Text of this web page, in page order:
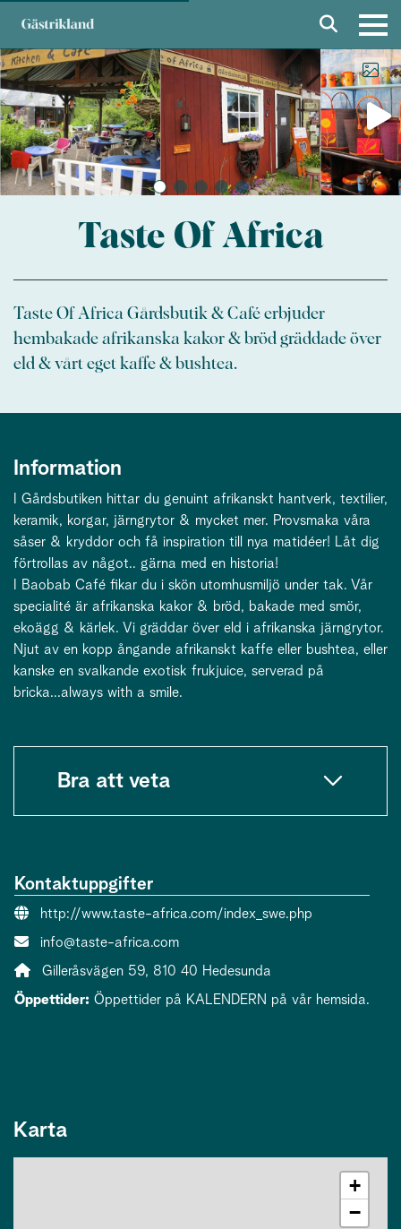
Taste Of Africa
Taste Of Africa Gårdsbutik & Café erbjuder
hembakade afrikanska kakor & bröd gräddade över
eld & vårt eget kaffe & bushtea.
Information
I Gårdsbutiken hittar du genuint afrikanskt hantverk, textilier,
keramik, korgar, järngrytor & mycket mer. Provsmaka våra
såser & kryddor och få inspiration till nya matidéer! Låt dig
förtrollas av något.. gärna med en historia!
I Baobab Café fikar du i skön utomhusmiljö under tak. Vår
specialité är afrikanska kakor & bröd, bakade med smör,
ekoägg & kärlek. Vi gräddar över eld i afrikanska järngrytor.
Njut av en kopp ångande afrikanskt kaffe eller bushtea, eller
kanske en svalkande exotisk frukjuice, serverad på
bricka...always with a smile.
Bra att veta
Kontaktuppgifter
Webbsida:
http://www.taste-africa.com/index_swe.php
E-post:
info@taste-africa.com
Adress:
Gilleråsvägen 59, 810 40 Hedesunda
Öppettider: Öppettider på KALENDERN på vår hemsida.
Karta
+
−